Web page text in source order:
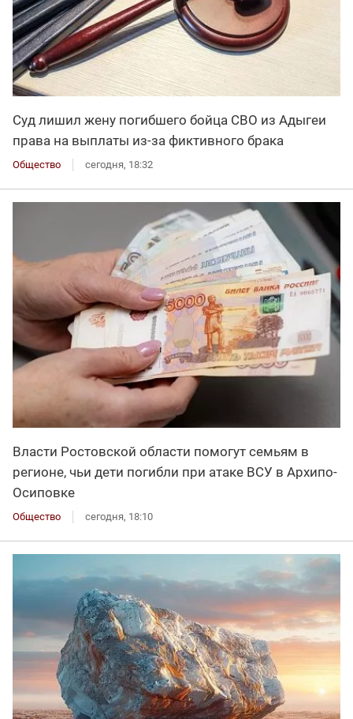
Суд лишил жену погибшего бойца СВО из Адыгеи
права на выплаты из-за фиктивного брака
Общество сегодня, 18:32
Власти Ростовской области помогут семьям в
регионе, чьи дети погибли при атаке ВСУ в Архипо-
Осиповке
Общество сегодня, 18:10